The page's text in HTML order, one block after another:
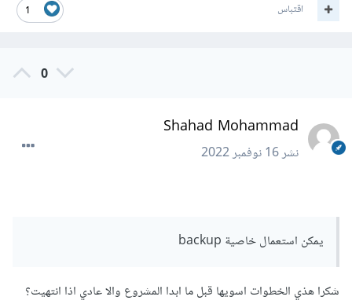
1 اقتباس
0
Shahad Mohammad
نشر16 نوفمبر 2022
يمكن استعمال خاصية backup
شكرا هذي الخطوات اسويها قبل ما ابدا المشروع والا عادي اذا انتهيت؟